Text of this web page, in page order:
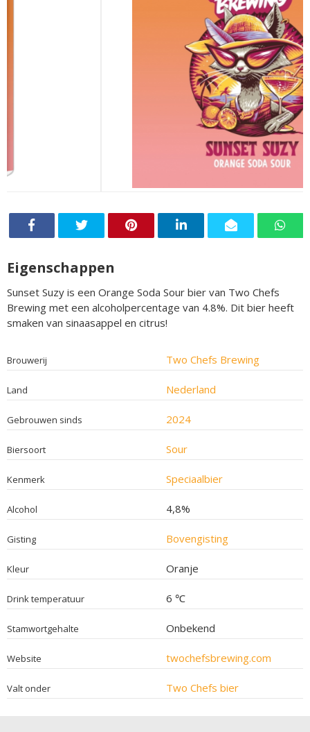
Eigenschappen
Sunset Suzy is een Orange Soda Sour bier van Two Chefs
Brewing met een alcoholpercentage van 4.8%. Dit bier heeft
smaken van sinaasappel en citrus!
Brouwerij Two Chefs Brewing
Land Nederland
Gebrouwen sinds 2024
Biersoort Sour
Kenmerk Speciaalbier
Alcohol 4,8%
Gisting Bovengisting
Kleur Oranje
Drink temperatuur 6 ℃
Stamwortgehalte Onbekend
Website twochefsbrewing.com
Valt onder Two Chefs bier